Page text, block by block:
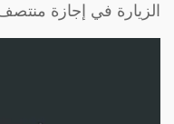
الزيارة في إجازة